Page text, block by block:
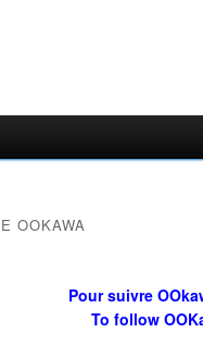
OOKAWA
Pour suivre
To follow